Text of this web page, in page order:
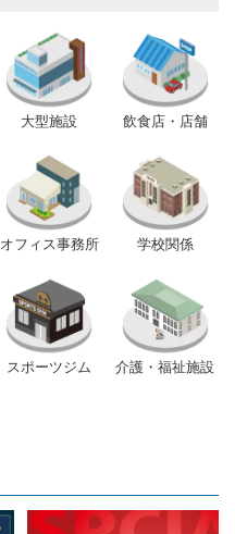
大型施設 飲食店・店舗
オフィス事務所 学校関係
スポーツジム 介護・福祉施設